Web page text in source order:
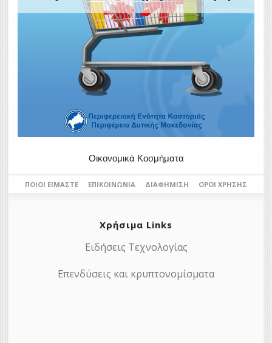
Οικονομικά Κοσμήματα
ΠΟΙΟΙ ΕΊΜΑΣΤΕ ΕΠΙΚΟΙΝΩΝΊΑ ΔΙΑΦΉΜΙΣΗ ΌΡΟΙ ΧΡΉΣΗΣ
Χρήσιμα Links
Ειδήσεις Τεχνολογίας
Επενδύσεις και κρυπτονομίσματα